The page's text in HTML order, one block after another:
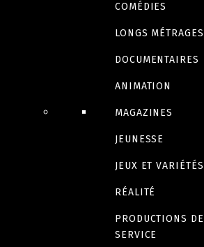
COMÉDIES
LONGS MÉTRAGES
DOCUMENTAIRES
ANIMATION
MAGAZINES
JEUNESSE
JEUX ET VARIÉTÉS
RÉALITÉ
PRODUCTIONS DE
SERVICE